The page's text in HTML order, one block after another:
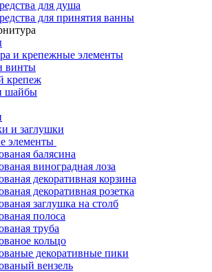
для душа
для принятия ванны
и крепежные элементы
винты
крепеж
шайбы
и заглушки
элементы
балясина
виноградная лоза
декоративная корзина
декоративная розетка
заглушка на столб
полоса
труба
кольцо
декоративные пики
вензель